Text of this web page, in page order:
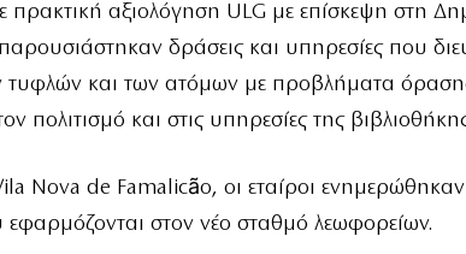
αξιολόγηση ULG με επίσκεψη στη
δράσεις και υπηρεσίες που
και των ατόμων με προβλήματα
πολιτισμό και στις υπηρεσίες της
Nova de Famalicão, οι εταίροι ενημερώθηκαν
εφαρμόζονται στον νέο σταθμό λεωφορείων.